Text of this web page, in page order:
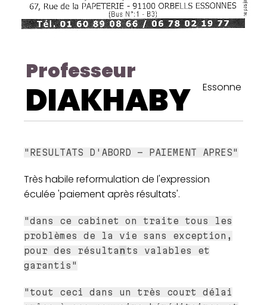
Professeur
DIAKHABY Essonne
"RESULTATS D'ABORD - PAIEMENT APRES"
Très habile reformulation de l'expression
éculée 'paiement après résultats'.
"dans ce cabinet on traite tous les
problèmes de la vie sans exception,
pour des résulta n ts valables et
garantis"
"tout ceci dans un très court délai